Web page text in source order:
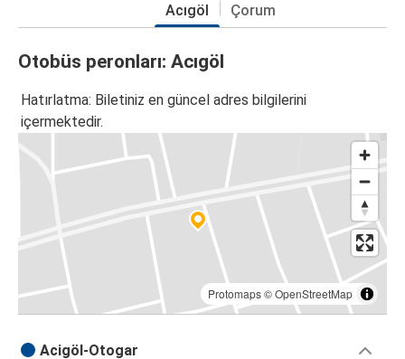
Acıgöl Çorum
Otobüs peronları: Acıgöl
Hatırlatma: Biletiniz en güncel adres bilgilerini
içermektedir.
Protomaps©OpenStreetMap
Acigöl-Otogar